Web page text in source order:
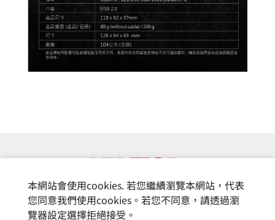
本網站會使用cookies. 若您繼續瀏覽本網站，代表
您同意我們使用cookies。若您不同意，請透過瀏
覽器設定選擇拒絕接受。